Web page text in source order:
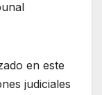
en este
judiciales